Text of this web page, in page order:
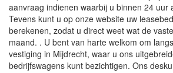
aanvraag indienen waarbij u binnen 24 uur
Tevens kunt u op onze website uw
berekenen, zodat u direct weet wat de
maand. . U bent van harte welkom om
vestiging in Mijdrecht, waar u ons
bedrijfswagens kunt bezichtigen. Ons